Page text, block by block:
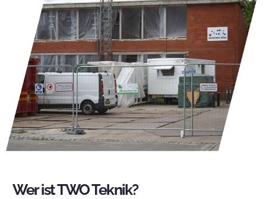
Wer ist TWO Teknik?